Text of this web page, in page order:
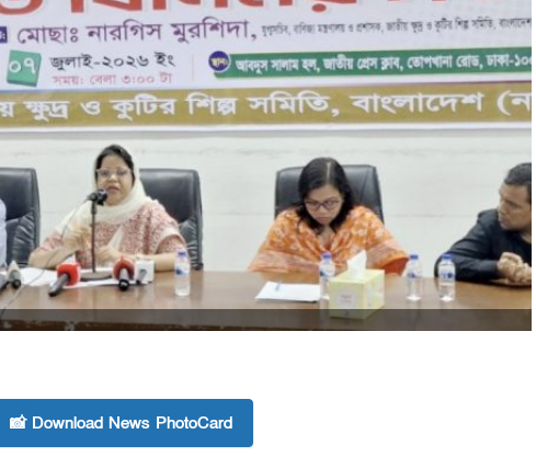
📸 Download News PhotoCard